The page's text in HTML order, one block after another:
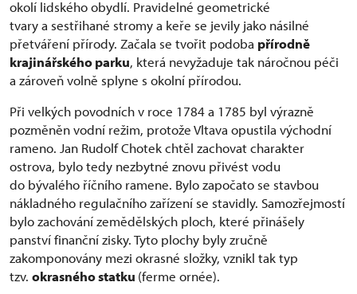
okolí lidského obydlí. Pravidelné geometrické
tvary a sestřihané stromy a keře se jevily jako násilné
přetváření přírody. Začala se tvořit podoba přírodně
krajinářského parku, která nevyžaduje tak náročnou péči
a zároveň volně splyne s okolní přírodou.
Při velkých povodních v roce 1784 a 1785 byl výrazně
pozměněn vodní režim, protože Vltava opustila východní
rameno. Jan Rudolf Chotek chtěl zachovat charakter
ostrova, bylo tedy nezbytné znovu přivést vodu
do bývalého říčního ramene. Bylo započato se stavbou
nákladného regulačního zařízení se stavidly. Samozřejmostí
bylo zachování zemědělských ploch, které přinášely
panství finanční zisky. Tyto plochy byly zručně
zakomponovány mezi okrasné složky, vznikl tak typ
tzv. okrasného statku (ferme ornée).